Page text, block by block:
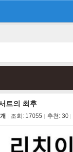
트의 최후
조회: 17055 추천: 30